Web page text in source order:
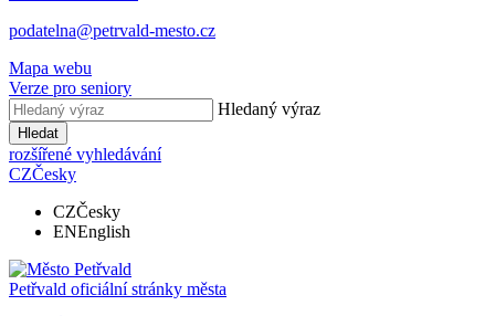
podatelna@petrvald-mesto.cz
Mapa webu
Verze pro seniory
Hledaný výraz
Hledat
rozšířené vyhledávání
CZČesky
CZČesky
ENEnglish
Petřvald oficiální stránky města